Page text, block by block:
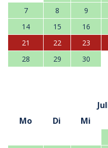
7
8 9
14
15 16
21
22 23
28
29 30
Mo
Di Mi